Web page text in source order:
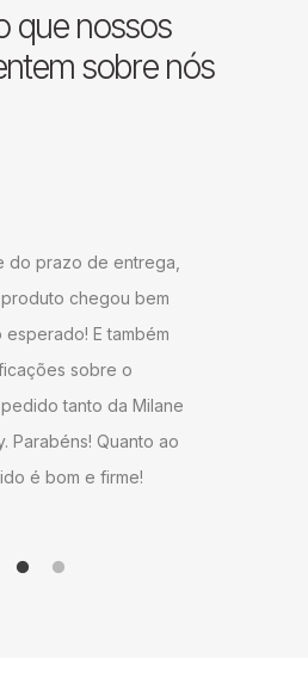
que nossos
sobre nós
bem
Milane
ao
entrega! Estou
recomendo a todos que
ambiente agradável em
estar.